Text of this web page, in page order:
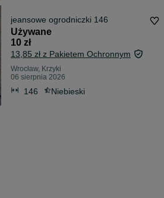
jeansowe ogrodniczki 146
Używane
10 zł
13,85 zł z Pakietem Ochronnym
Wrocław, Krzyki
06 sierpnia 2026
146 Niebieski